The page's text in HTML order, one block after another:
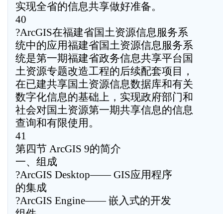
实现全省的信息共享做好准备。
40
?ArcGIS在福建省国土资源信息服务系
统中的应用福建省国土资源信息服务系
统是第一期福建省政务信息共享平台国
土资源专题改造工程的后续配套项目，
在已建共享国土资源信息数据库和有关
数字化信息的基础上，实现政府部门和
社会对国土资源第一期共享信息的信息
查询和有限使用。
41
第四节 ArcGIS 9的简介
一、组成
?ArcGIS Desktop—— GIS应用程序
的集成
?ArcGIS Engine—— 嵌入式的开发